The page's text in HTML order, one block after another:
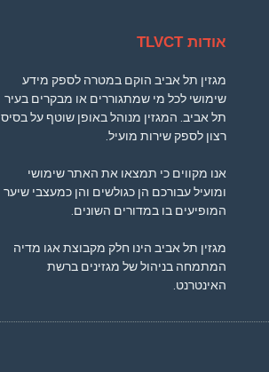
אודות TLVCT
מגזין תל אביב הוקם במטרה לספק מידע
שימושי לכל מי שמתגוררים או מבקרים בעיר
תל אביב. המגזין מנוהל באופן שוטף על בסיס
רצון לספק שירות מועיל.
אנו מקווים כי תמצאו את האתר שימושי
ומועיל עבורכם הן כגולשים והן כמעצבי שיער
המופיעים בו במדורים השונים.
מגזין תל אביב הינו חלק מקבוצת אגו מדיה
המתמחה בניהול של מגזינים ברשת
האינטרנט.